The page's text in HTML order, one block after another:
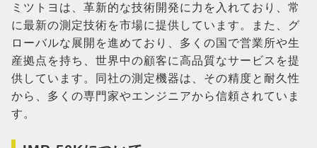
ミツトヨは、革新的な技術開発に力を入れており、常
に最新の測定技術を市場に提供しています。また、グ
ローバルな展開を進めており、多くの国で営業所や生
産拠点を持ち、世界中の顧客に高品質なサービスを提
供しています。同社の測定機器は、その精度と耐久性
から、多くの専門家やエンジニアから信頼されていま
す。